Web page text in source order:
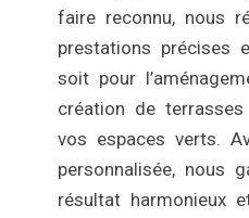
faire reconnu, nous
prestations précises
soit pour
création de
vos espaces verts.
personnalisée, nous
résultat harmonieux